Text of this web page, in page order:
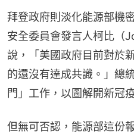
拜登政府則淡化能源部機
安全委員會發言人柯比（
說，「美國政府目前對於
的還沒有達成共識。」總
門」工作，以圖解開新冠
但無可否認，能源部這份